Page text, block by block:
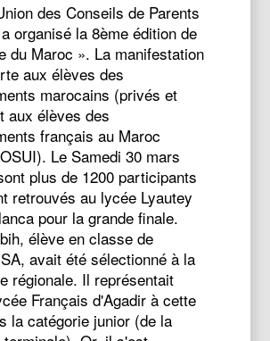
des Conseils de Parents
organisé la 8ème édition de
du Maroc ». La manifestation
aux élèves des
marocains (privés et
aux élèves des
français au Maroc
Le Samedi 30 mars
plus de 1200 participants
retrouvés au lycée Lyautey
pour la grande finale.
élève en classe de
avait été sélectionné à la
régionale. Il représentait
Français d'Agadir à cette
la catégorie junior (de la